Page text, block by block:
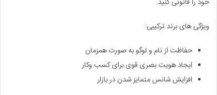
ویژگی های برند ترکیبی:
حفاظت از نام و لوگو به صورت همزمان
ایجاد هویت بصری قوی برای کسب وکار
افزایش شانس متمایز شدن در بازار